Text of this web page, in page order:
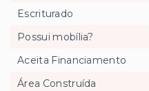
Escriturado
Possui mobília?
Aceita Financiamento
Área Construída